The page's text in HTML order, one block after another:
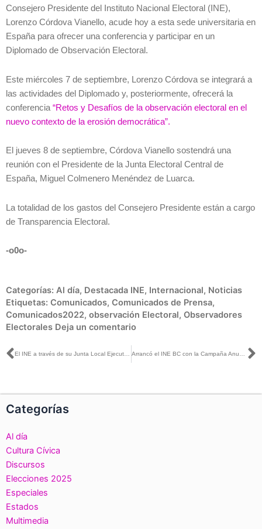
Consejero Presidente del Instituto Nacional Electoral (INE),
Lorenzo Córdova Vianello, acude hoy a esta sede universitaria en
España para ofrecer una conferencia y participar en un
Diplomado de Observación Electoral.
Este miércoles 7 de septiembre, Lorenzo Córdova se integrará a
las actividades del Diplomado y, posteriormente, ofrecerá la
conferencia “Retos y Desafíos de la observación electoral en el
nuevo contexto de la erosión democrática”.
El jueves 8 de septiembre, Córdova Vianello sostendrá una
reunión con el Presidente de la Junta Electoral Central de
España, Miguel Colmenero Menéndez de Luarca.
La totalidad de los gastos del Consejero Presidente están a cargo
de Transparencia Electoral.
-o0o-
Categorías: Al día, Destacada INE, Internacional, Noticias
Etiquetas: Comunicados, Comunicados de Prensa,
Comunicados2022, observación Electoral, Observadores
Electorales Deja un comentario
Ant
Categorías
Al día
Cultura Cívica
Discursos
Elecciones 2025
Especiales
Estados
Multimedia